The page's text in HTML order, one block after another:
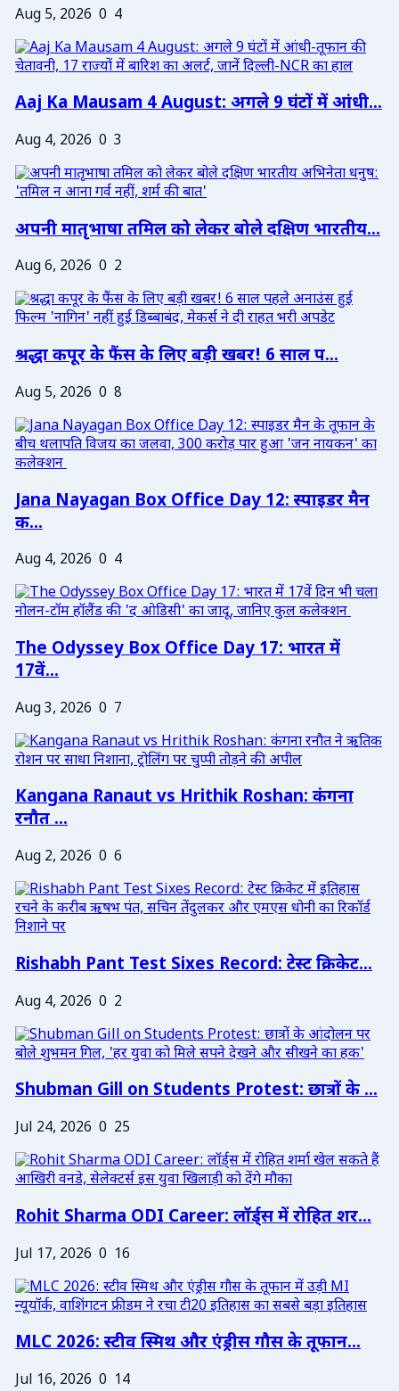
Aug 5, 2026 0 4
Aaj Ka Mausam 4 August: अगले 9 घंटों में आंधी...
Aug 4, 2026 0 3
अपनी मातृभाषा तमिल को लेकर बोले दक्षिण भारतीय...
Aug 6, 2026 0 2
श्रद्धा कपूर के फैंस के लिए बड़ी खबर! 6 साल प...
Aug 5, 2026 0 8
Jana Nayagan Box Office Day 12: स्पाइडर मैन
क...
Aug 4, 2026 0 4
The Odyssey Box Office Day 17: भारत में
17वें...
Aug 3, 2026 0 7
Kangana Ranaut vs Hrithik Roshan: कंगना
रनौत ...
Aug 2, 2026 0 6
Rishabh Pant Test Sixes Record: टेस्ट क्रिकेट...
Aug 4, 2026 0 2
Shubman Gill on Students Protest: छात्रों के ...
Jul 24, 2026 0 25
Rohit Sharma ODI Career: लॉर्ड्स में रोहित शर...
Jul 17, 2026 0 16
MLC 2026: स्टीव स्मिथ और एंड्रीस गौस के तूफान...
Jul 16, 2026 0 14